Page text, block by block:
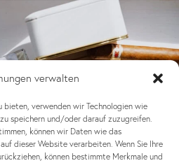
verwalten
bieten, verwenden wir Technologien wie
speichern und/oder darauf zuzugreifen.
können wir Daten wie das
dieser Website verarbeiten. Wenn Sie Ihre
können bestimmte Merkmale und